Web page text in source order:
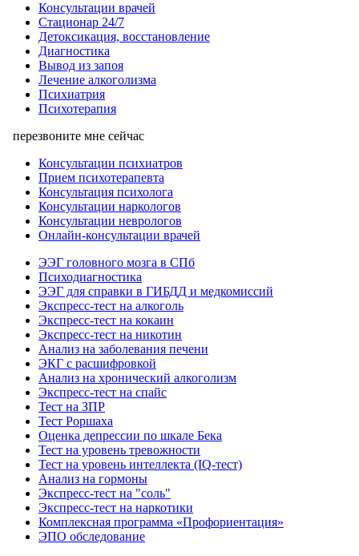
Консультации врачей
Стационар 24/7
Детоксикация, восстановление
Диагностика
Вывод из запоя
Лечение алкоголизма
Психиатрия
Психотерапия
перезвоните мне сейчас
Консультации психиатров
Прием психотерапевта
Консультация психолога
Консультации наркологов
Консультации неврологов
Онлайн-консультации врачей
ЭЭГ головного мозга в СПб
Психодиагностика
ЭЭГ для справки в ГИБДД и медкомиссий
Экспресс-тест на алкоголь
Экспресс-тест на кокаин
Экспресс-тест на никотин
Анализ на заболевания печени
ЭКГ с расшифровкой
Анализ на хронический алкоголизм
Экспресс-тест на спайс
Тест на ЗПР
Тест Роршаха
Оценка депрессии по шкале Бека
Тест на уровень тревожности
Тест на уровень интеллекта (IQ-тест)
Анализ на гормоны
Экспресс-тест на "соль"
Экспресс-тест на наркотики
Комплексная программа «Профориентация»
ЭПО обследование